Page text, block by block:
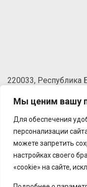
Мы ценим вашу
Для обеспечения
персонализации
можете запретить
настройках своего
«cookie» на сайте,
220033, Республика
Телефон: +375 (17)
Факс: +375 (17) 270-
Email:brt@brt.by